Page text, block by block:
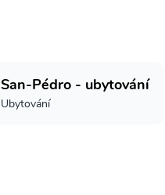
San-Pédro - ubytování
Ubytování